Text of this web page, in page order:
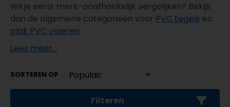
Wil je eerst merk-onafhankelijk vergelijken? Bekijk
dan de algemene categorieën voor PVC tegels en
plak PVC vloeren.
Lees meer...
SORTEREN OP
Filteren